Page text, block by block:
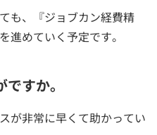
も、『ジョブカン経費精
進めていく予定です。
すか。
が非常に早くて助かってい